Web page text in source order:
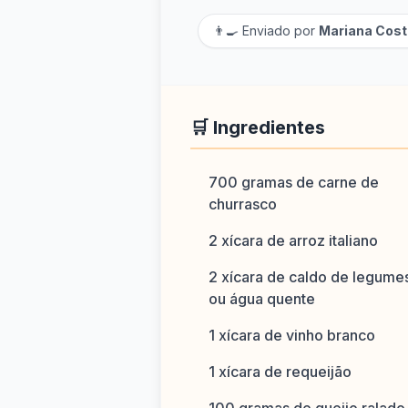
👨‍🍳 Enviado por Mariana
🛒 Ingredientes
700 gramas de carne de
churrasco
2 xícara de arroz italiano
2 xícara de caldo de
ou água quente
1 xícara de vinho branco
1 xícara de requeijão